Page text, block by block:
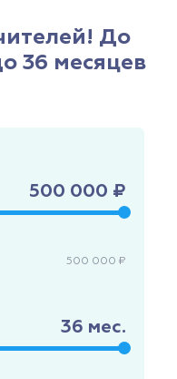
До
36 месяцев
500 000 ₽
500 000 ₽
36 мес.